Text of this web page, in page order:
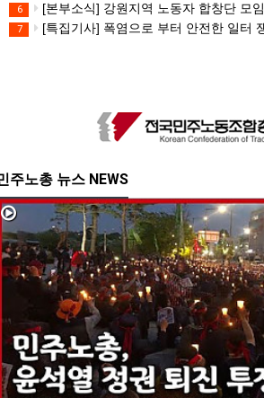
6 [본부소식] 강원지역 노동자 합창단 모임
7 [특집기사] 폭염으로 부터 안전한 일터
주노총 뉴스 NEWS